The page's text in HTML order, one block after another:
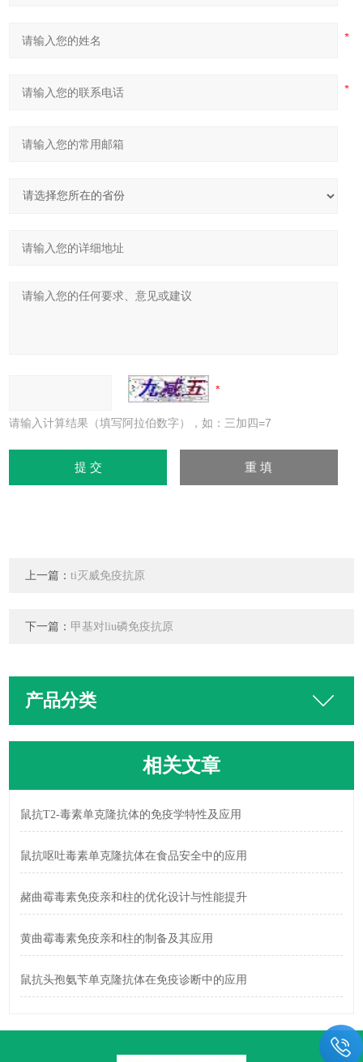
请输入计算结果（填写阿拉伯数字），如：三加四=7
上一篇：ti灭威免疫抗原
下一篇： 甲基对liu磷免疫抗原
产品分类
相关文章
鼠抗T2-毒素单克隆抗体的免疫学特性及应用
鼠抗呕吐毒素单克隆抗体在食品安全中的应用
赭曲霉毒素免疫亲和柱的优化设计与性能提升
黄曲霉毒素免疫亲和柱的制备及其应用
鼠抗头孢氨苄单克隆抗体在免疫诊断中的应用